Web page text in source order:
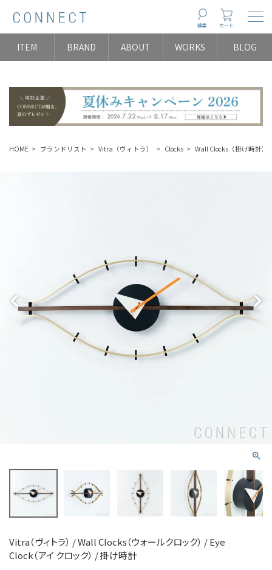
検索 カート
ITEM BRAND ABOUT WORKS BLOG
HOME ブランドリスト Vitra（ヴィトラ） Clocks Wall Clocks（掛け時計）
Vitra（ヴィトラ） / Wall Clocks（ウォールクロック） / Eye
Clock（アイ クロック） / 掛け時計